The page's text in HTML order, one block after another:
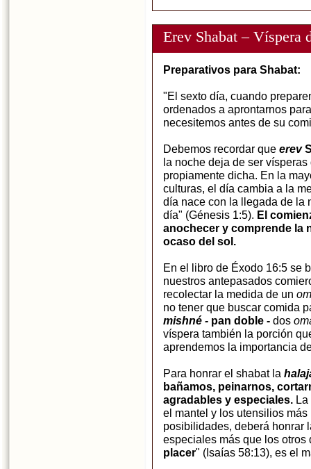
Erev Shabat – Víspera
Preparativos para Shabat:
"El sexto día, cuando
ordenados a aprontarnos
necesitemos antes de su
Debemos recordar que erev
la noche deja de ser
propiamente dicha. En la
culturas, el día cambia a la
día nace con la llegada de la
día" (Génesis 1:5). El
anochecer y comprende la
ocaso del sol.
En el libro de Éxodo 16:5 se
nuestros antepasados
recolectar la medida de un
no tener que buscar comida
mishné - pan doble - dos
víspera también la porción
aprendemos la importancia
Para honrar el shabat la
bañamos, peinarnos,
agradables y especiales. La
el mantel y los utensilios
posibilidades, deberá honrar
especiales más que los
placer" (Isaías 58:13), es el